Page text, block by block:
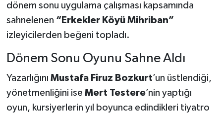
dönem sonu uygulama çalışması kapsamında
sahnelenen “Erkekler Köyü Mihriban”
izleyicilerden beğeni topladı.
Dönem Sonu Oyunu Sahne Aldı
Yazarlığını Mustafa Firuz Bozkurt’un üstlendiği,
yönetmenliğini ise Mert Testere’nin yaptığı
oyun, kursiyerlerin yıl boyunca edindikleri tiyatro
Teknoloji
Yaşam